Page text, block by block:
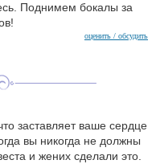
Поднимем бокалы за
оценить / обсудить
заставляет ваше сердце
вы никогда не должны
и жених сделали это.